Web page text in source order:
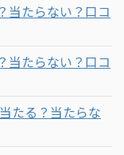
当たらない？口コ
当たらない？口コ
たる？当たらな